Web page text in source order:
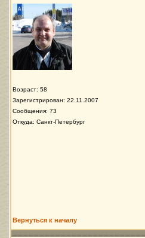
Возраст: 58
Зарегистрирован: 22.11.2007
Сообщения: 73
Откуда: Санкт-Петербург
Вернуться к началу